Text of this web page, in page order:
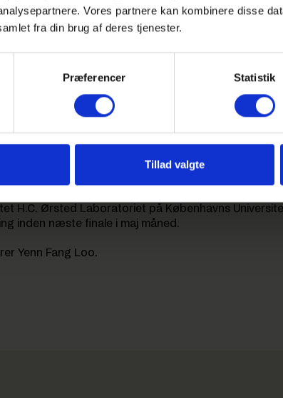
Vores partnere kan kombinere disse
fra din brug af deres tjenester.
Præferencer Statistik
Tillad valgte
videre i Fysik
er der nu 19 tilbage i dette års Fysik OL. Ud af
nemlig Amalie Riff Bremser og Honghao Liu. De
videre og repræsentere Danmark ved den
H.C. Ørsted Laboratoriet på Københavns
inden næste finale i maj måned.
Yenn Fang Loo.